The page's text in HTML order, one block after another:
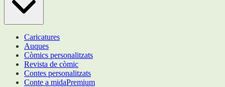
Caricatures
Auques
Còmics personalitzats
Revista de còmic
Contes personalitzats
Conte a midaPremium